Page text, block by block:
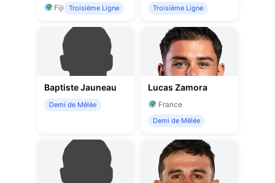
Fiji Troisième Ligne Troisième Ligne
Baptiste Jauneau
Demi de Mêlée
Lucas Zamora
France
Demi de Mêlée